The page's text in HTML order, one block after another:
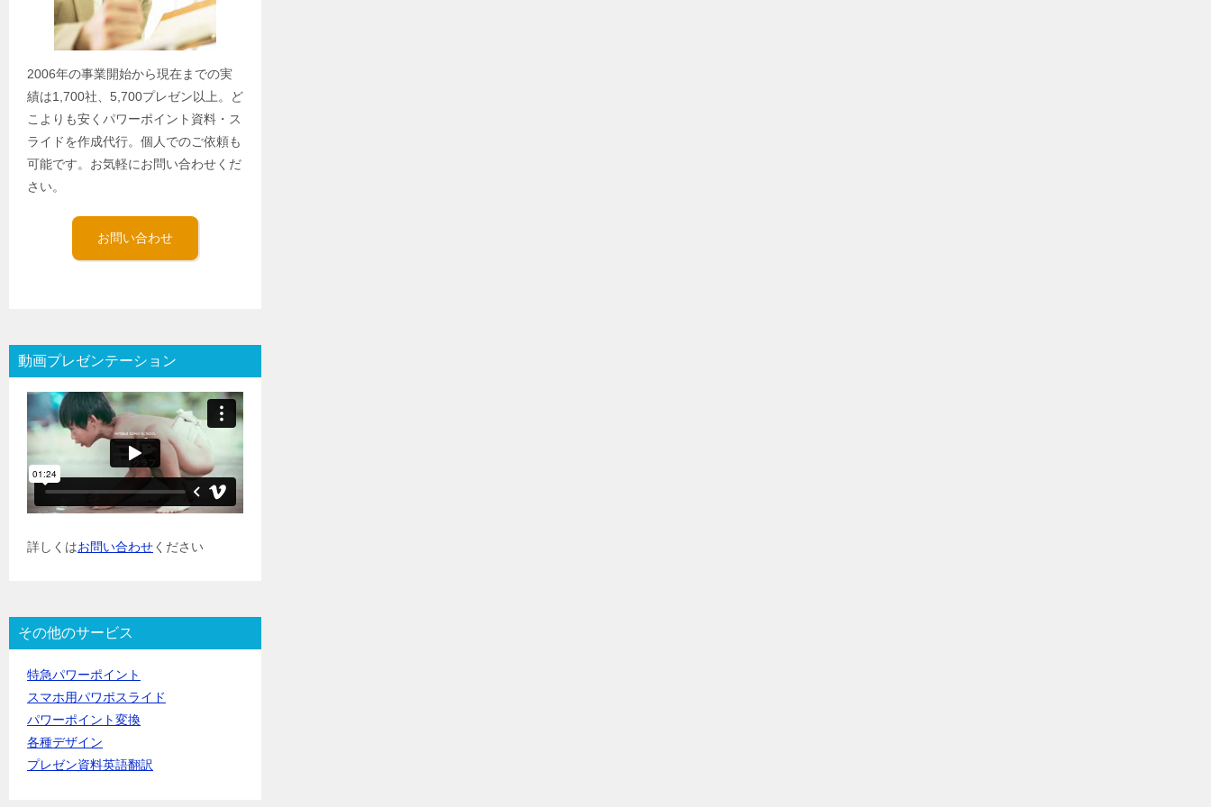
2006年の事業開始から現在までの実
績は1,700社、5,700プレゼン以上。ど
こよりも安くパワーポイント資料・ス
ライドを作成代行。個人でのご依頼も
可能です。お気軽にお問い合わせくだ
さい。
お問い合わせ
動画プレゼンテーション
詳しくはお問い合わせください
その他のサービス
特急パワーポイント
スマホ用パワポスライド
パワーポイント変換
各種デザイン
プレゼン資料英語翻訳